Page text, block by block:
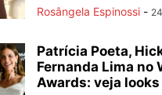
Rosângela Espinossi -
Patrícia Poeta,
Fernanda Lima no
Awards: veja looks